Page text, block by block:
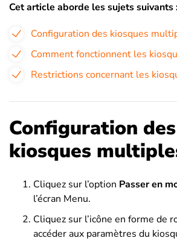
Cet article aborde les sujets suivants
Configuration des kiosques
Comment fonctionnent les
Restrictions concernant les
Configuration des
kiosques
Cliquez sur l’option Passer en
l’écran Menu.
Cliquez sur l’icône en forme de
accéder aux paramètres du